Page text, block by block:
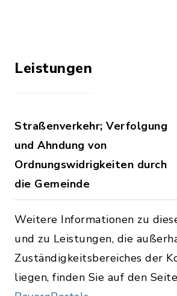
Leistungen
Straßenverkehr; Verfolgung
und Ahndung von
Ordnungswidrigkeiten durch
die Gemeinde
Weitere Informationen zu
und zu Leistungen, die
Zuständigkeitsbereiches der
liegen, finden Sie auf den